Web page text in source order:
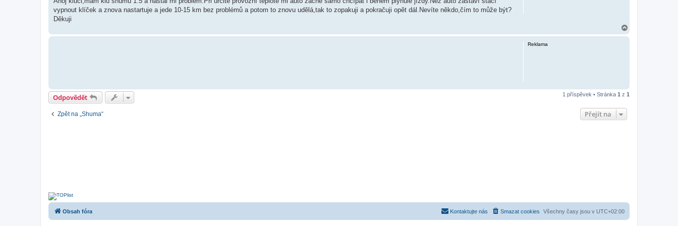
p
ě
k
vypnout klíček a znova nastartuje a jede 10-15 km bez problémů a potom to znovu udělá,tak to zopakuji a pokračuji opět dál.Nevíte někdo,čím to může být?
Děkuji
Reklama
Odpovědět 1 příspěvek • Stránka 1 z 1
Zpět na „Shuma“ Přejít na
Obsah fóra Všechny časy jsou v UTC+02:00
Smazat cookies
Kontaktujte nás